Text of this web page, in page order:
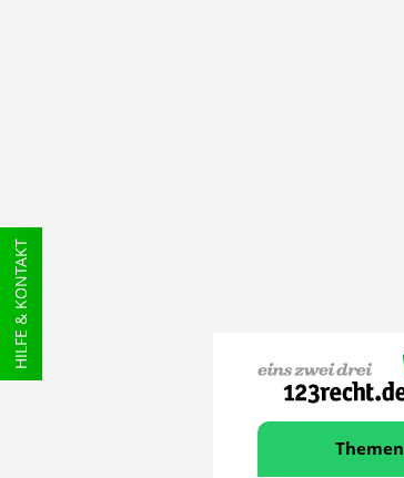
HILFE & KONTAKT
Themen